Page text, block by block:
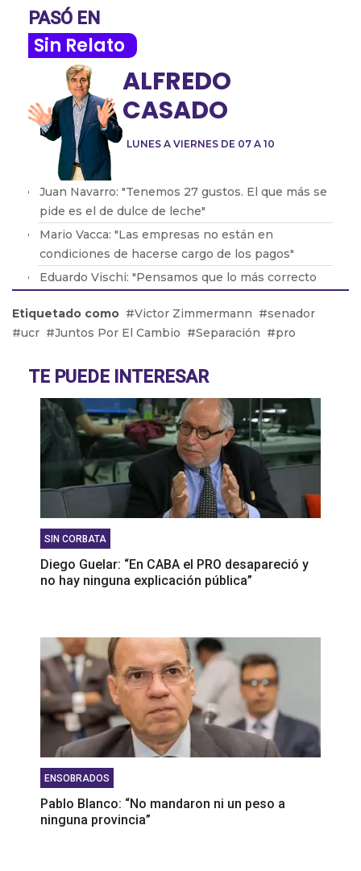
PASÓ EN
Sin Relato
LUNES A VIERNES DE 07 A 10
ALFREDO
CASADO
Juan Navarro: "Tenemos 27 gustos. El que más se
pide es el de dulce de leche"
Mario Vacca: "Las empresas no están en
condiciones de hacerse cargo de los pagos"
Eduardo Vischi: "Pensamos que lo más correcto
Lic. Eduardo Lavorato: "Que los padres consuman
con sus hijos les genera una dependencia"
tensa"
Etiquetado como Victor Zimmermann
senador
ucr
Juntos Por El Cambio Separación pro
TE PUEDE INTERESAR
SIN CORBATA
Diego Guelar: “En CABA el PRO desapareció y
no hay ninguna explicación pública”
ENSOBRADOS
Pablo Blanco: “No mandaron ni un peso a
ninguna provincia”